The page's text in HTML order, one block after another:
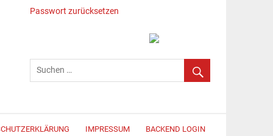
Passwort zurücksetzen
IMPRESSUM BACKEND LOGIN